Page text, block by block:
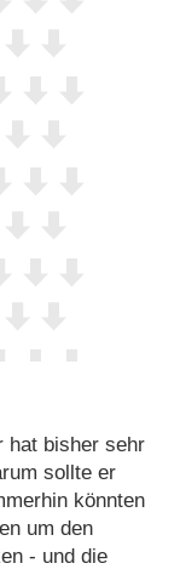
hat bisher sehr
sollte er
könnten
um den
- und die